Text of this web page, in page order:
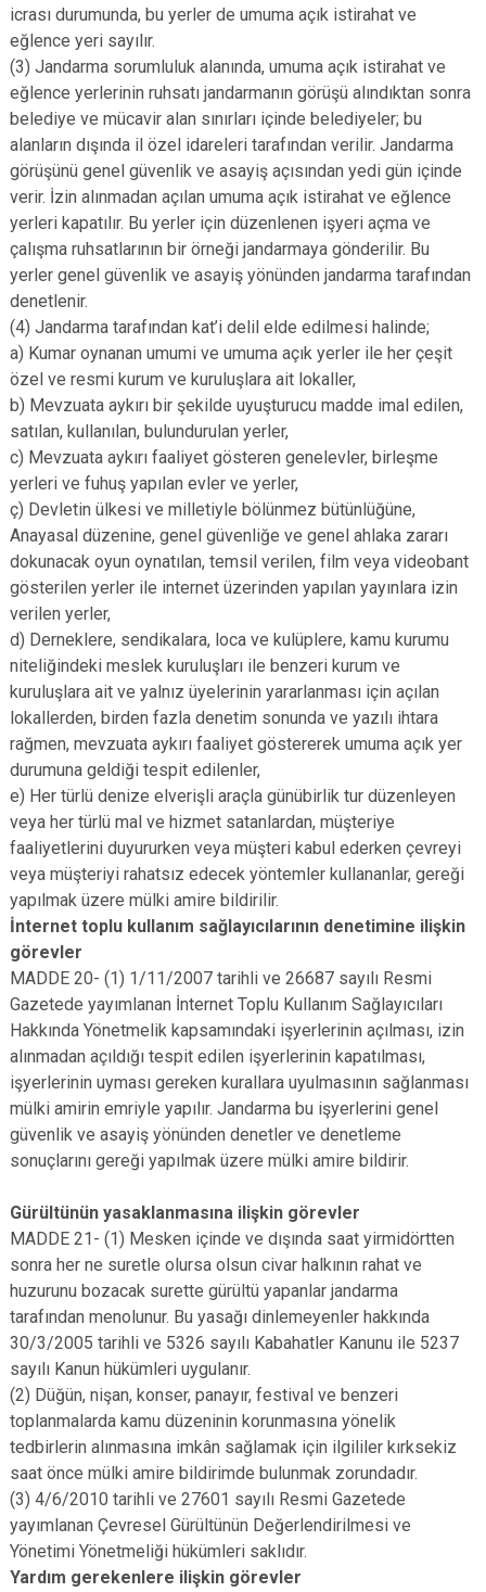
icrası durumunda, bu yerler de umuma açık istirahat ve
eğlence yeri sayılır.
(3) Jandarma sorumluluk alanında, umuma açık istirahat ve
eğlence yerlerinin ruhsatı jandarmanın görüşü alındıktan sonra
belediye ve mücavir alan sınırları içinde belediyeler; bu
alanların dışında il özel idareleri tarafından verilir. Jandarma
görüşünü genel güvenlik ve asayiş açısından yedi gün içinde
verir. İzin alınmadan açılan umuma açık istirahat ve eğlence
yerleri kapatılır. Bu yerler için düzenlenen işyeri açma ve
çalışma ruhsatlarının bir örneği jandarmaya gönderilir. Bu
yerler genel güvenlik ve asayiş yönünden jandarma tarafından
denetlenir.
(4) Jandarma tarafından kat’i delil elde edilmesi halinde;
a) Kumar oynanan umumi ve umuma açık yerler ile her çeşit
özel ve resmi kurum ve kuruluşlara ait lokaller,
b) Mevzuata aykırı bir şekilde uyuşturucu madde imal edilen,
satılan, kullanılan, bulundurulan yerler,
c) Mevzuata aykırı faaliyet gösteren genelevler, birleşme
yerleri ve fuhuş yapılan evler ve yerler,
ç) Devletin ülkesi ve milletiyle bölünmez bütünlüğüne,
Anayasal düzenine, genel güvenliğe ve genel ahlaka zararı
dokunacak oyun oynatılan, temsil verilen, film veya videobant
gösterilen yerler ile internet üzerinden yapılan yayınlara izin
verilen yerler,
d) Derneklere, sendikalara, loca ve kulüplere, kamu kurumu
niteliğindeki meslek kuruluşları ile benzeri kurum ve
kuruluşlara ait ve yalnız üyelerinin yararlanması için açılan
lokallerden, birden fazla denetim sonunda ve yazılı ihtara
rağmen, mevzuata aykırı faaliyet göstererek umuma açık yer
durumuna geldiği tespit edilenler,
e) Her türlü denize elverişli araçla günübirlik tur düzenleyen
veya her türlü mal ve hizmet satanlardan, müşteriye
faaliyetlerini duyururken veya müşteri kabul ederken çevreyi
veya müşteriyi rahatsız edecek yöntemler kullananlar, gereği
yapılmak üzere mülki amire bildirilir.
İnternet toplu kullanım sağlayıcılarının denetimine ilişkin
görevler
MADDE 20- (1) 1/11/2007 tarihli ve 26687 sayılı Resmi
Gazetede yayımlanan İnternet Toplu Kullanım Sağlayıcıları
Hakkında Yönetmelik kapsamındaki işyerlerinin açılması, izin
alınmadan açıldığı tespit edilen işyerlerinin kapatılması,
işyerlerinin uyması gereken kurallara uyulmasının sağlanması
mülki amirin emriyle yapılır. Jandarma bu işyerlerini genel
güvenlik ve asayiş yönünden denetler ve denetleme
sonuçlarını gereği yapılmak üzere mülki amire bildirir.
Gürültünün yasaklanmasına ilişkin görevler
MADDE 21- (1) Mesken içinde ve dışında saat yirmidörtten
sonra her ne suretle olursa olsun civar halkının rahat ve
huzurunu bozacak surette gürültü yapanlar jandarma
tarafından menolunur. Bu yasağı dinlemeyenler hakkında
30/3/2005 tarihli ve 5326 sayılı Kabahatler Kanunu ile 5237
sayılı Kanun hükümleri uygulanır.
(2) Düğün, nişan, konser, panayır, festival ve benzeri
toplanmalarda kamu düzeninin korunmasına yönelik
tedbirlerin alınmasına imkân sağlamak için ilgililer kırksekiz
saat önce mülki amire bildirimde bulunmak zorundadır.
(3) 4/6/2010 tarihli ve 27601 sayılı Resmi Gazetede
yayımlanan Çevresel Gürültünün Değerlendirilmesi ve
Yönetimi Yönetmeliği hükümleri saklıdır.
Yardım gerekenlere ilişkin görevler